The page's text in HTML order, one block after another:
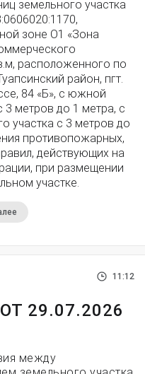
земельного участка
зоне О1 «Зона
расположенного по
район, пгт.
84 «Б», с южной
3 метров до 1 метра, с
участка с 3 метров до
противопожарных,
действующих на
при размещении
участке.
11:12
29.07.2026
между